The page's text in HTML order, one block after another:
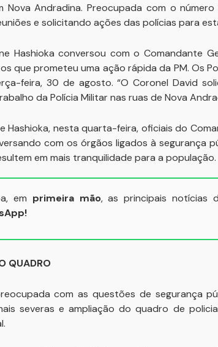
Nova Andradina. Preocupada com o
e solicitando ações das polícias para
Hashioka conversou com o Comandante
que prometeu uma ação rápida da PM. Os
feira, 30 de agosto. “O Coronel David
da Polícia Militar nas ruas de Nova
Hashioka, nesta quarta-feira, oficiais do
com os órgãos ligados à segurança
em mais tranquilidade para a população.
em primeira mão, as principais notícias
QUADRO
com as questões de segurança
severas e ampliação do quadro de